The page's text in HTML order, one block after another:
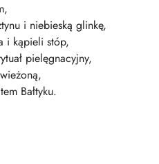
i niebieską glinkę,
i kąpieli stóp,
pielęgnacyjny,
Bałtyku.